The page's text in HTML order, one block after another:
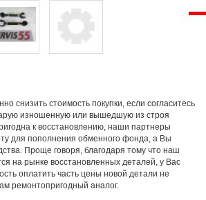
снизить стоимость покупки, если согласитесь
изношенную или вышедшую из строя
к восстановлению, наши партнеры
для пополнения обменного фонда, а Вы
Проще говоря, благодаря тому что наш
на рынке восстановленных деталей, у Вас
оплатить часть цены новой детали не
ремонтопригодный аналог.